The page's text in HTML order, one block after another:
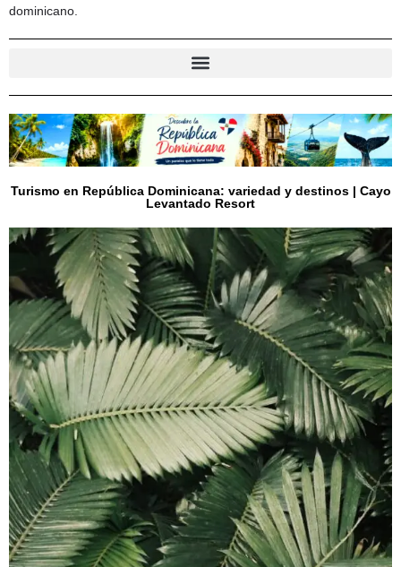
dominicano.
Turismo en República Dominicana: variedad y destinos | Cayo
Levantado Resort